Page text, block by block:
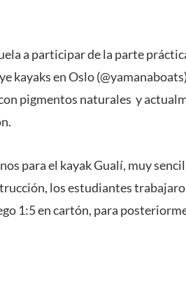
a participar de la parte
kayaks en Oslo
pigmentos naturales y
para el kayak Gualí, muy
los estudiantes
1:5 en cartón, para